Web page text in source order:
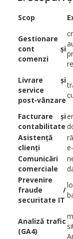
Scop
Gestionare
cont și
comenzi
Livrare și
service
post‑vânzare
Facturare și
contabilitate
Asistență
clienți
Comunicări
comerciale
Prevenire
fraude /
securitate IT
Analiză trafic
(GA4)